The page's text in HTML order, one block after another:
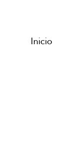
Inicio